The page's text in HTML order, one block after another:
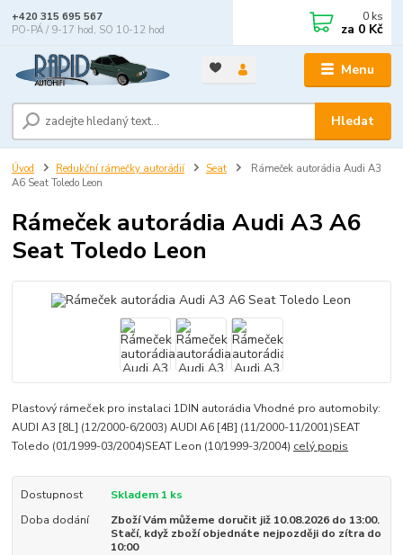
Menu
Hledat
+420 315 695 567
PO-PÁ / 9-17 hod, SO 10-12 hod
0 ks
za 0 Kč
Úvod Redukční rámečky autorádií Seat
Rámeček autorádia Audi A3
A6 Seat Toledo Leon
Rámeček autorádia Audi A3 A6
Seat Toledo Leon
Plastový rámeček pro instalaci 1DIN autorádia Vhodné pro automobily:
AUDI A3 [8L] (12/2000-6/2003) AUDI A6 [4B] (11/2000-11/2001)SEAT
Toledo (01/1999-03/2004)SEAT Leon (10/1999-3/2004) celý popis
Dostupnost
Skladem 1 ks
Doba dodání
Zboží Vám můžeme doručit již 10.08.2026 do 13:00.
Stačí, když zboží objednáte nejpozději do zítra do
10:00